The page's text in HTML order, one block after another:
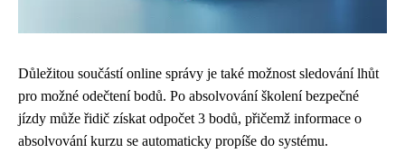
Důležitou součástí online správy je také možnost sledování lhůt
pro možné odečtení bodů. Po absolvování školení bezpečné
jízdy může řidič získat odpočet 3 bodů, přičemž informace o
absolvování kurzu se automaticky propíše do systému.